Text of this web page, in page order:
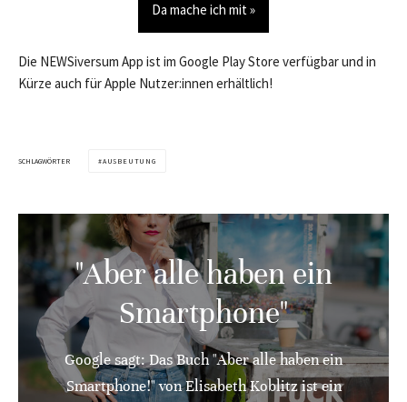
Da mache ich mit »
Die NEWSiversum App ist im Google Play Store verfügbar und in
Kürze auch für Apple Nutzer:innen erhältlich!
SCHLAGWÖRTER AUSBEUTUNG
"Aber alle haben ein
Smartphone"
Google sagt: Das Buch "Aber alle haben ein
Smartphone!" von Elisabeth Koblitz ist ein